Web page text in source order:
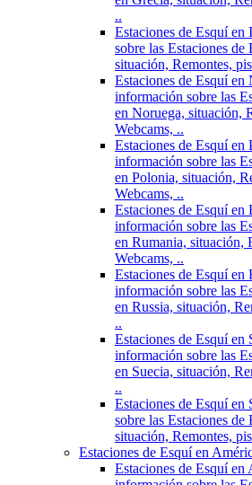
..
Estaciones de Esquí en
sobre las Estaciones
situación, Remontes,
Estaciones de Esquí en
información sobre las
en Noruega, situación,
Webcams, ..
Estaciones de Esquí en
información sobre las
en Polonia, situación,
Webcams, ..
Estaciones de Esquí en
información sobre las
en Rumania, situación,
Webcams, ..
Estaciones de Esquí en
información sobre las
en Russia, situación,
..
Estaciones de Esquí en
información sobre las
en Suecia, situación,
..
Estaciones de Esquí en
sobre las Estaciones
situación, Remontes,
Estaciones de Esquí en
Estaciones de Esquí en